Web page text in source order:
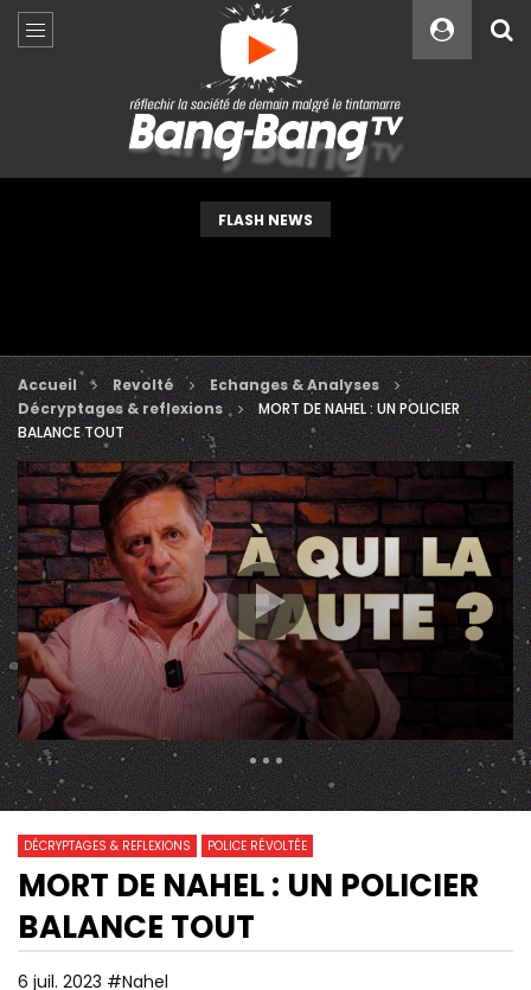
FLASH NEWS
Accueil Revolté
Echanges & Analyses
Décryptages & reflexions
MORT DE NAHEL : UN POLICIER
BALANCE TOUT
307 Views
2 986 0
Watch Later
01:18:32
CET ANCIEN RG DÉVOILE TOUT SUR
LE VÉRITABLE PLAN DE MACRON ! |
GPTV
10:36
FORMATION D’UN
DÉCRYPTAGES & REFLEXIONS POLICE RÉVOLTÉE
MORT DE NAHEL : UN POLICIER
BALANCE TOUT
6 juil. 2023 #Nahel
Custom Amount
VEUILLEZ PATIENTER...